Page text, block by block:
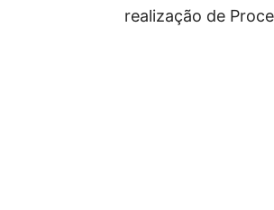
realização de